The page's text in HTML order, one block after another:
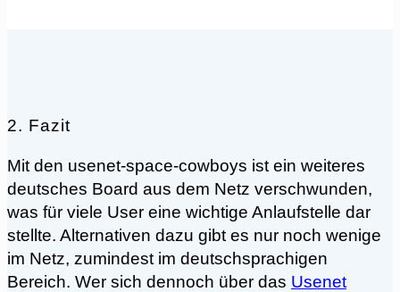
2. Fazit
Mit den usenet-space-cowboys ist ein weiteres
deutsches Board aus dem Netz verschwunden,
was für viele User eine wichtige Anlaufstelle dar
stellte. Alternativen dazu gibt es nur noch wenige
im Netz, zumindest im deutschsprachigen
Bereich. Wer sich dennoch über das Usenet